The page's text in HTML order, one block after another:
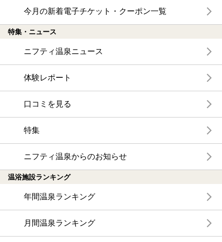
今月の新着電子チケット・クーポン一覧
特集・ニュース
ニフティ温泉ニュース
体験レポート
口コミを見る
特集
ニフティ温泉からのお知らせ
温浴施設ランキング
年間温泉ランキング
月間温泉ランキング